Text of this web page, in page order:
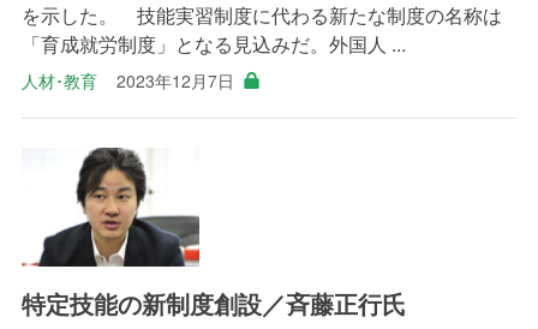
を示した。 技能実習制度に代わる新たな制度の名称は
「育成就労制度」となる見込みだ。外国人 ...
人材･教育 2023年12月7日
特定技能の新制度創設／斉藤正行氏